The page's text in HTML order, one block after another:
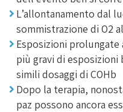
L’allontanamento dal
sommistrazione di O2
Esposizioni
più gravi di esposizioni
simili dosaggi di COHb
Dopo la terapia,
paz possono ancora